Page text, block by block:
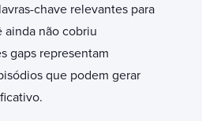
chave relevantes para
não cobriu
gaps representam
que podem gerar